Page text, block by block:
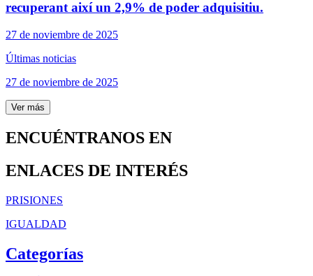
recuperant així un 2,9% de poder adquisitiu.
27 de noviembre de 2025
Últimas noticias
27 de noviembre de 2025
Ver más
ENCUÉNTRANOS EN
ENLACES DE INTERÉS
PRISIONES
IGUALDAD
Categorías